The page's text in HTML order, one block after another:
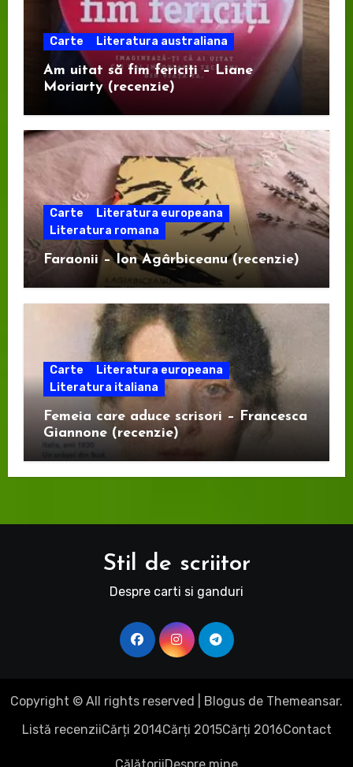
Carte Literatura australiana
Am uitat să fim fericiți – Liane
Moriarty (recenzie)
Carte
Literatura europeana
Literatura romana
Faraonii – Ion Agârbiceanu (recenzie)
Carte
Literatura europeana
Literatura italiana
Femeia care aduce scrisori – Francesca
Giannone (recenzie)
Stil de scriitor
Despre carti si ganduri
Copyright © All rights reserved Blogus de Themeansar.
Listă recenziiCărți 2014Cărți 2015Cărți 2016Contact